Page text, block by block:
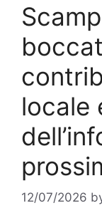
locale
12/07/2026